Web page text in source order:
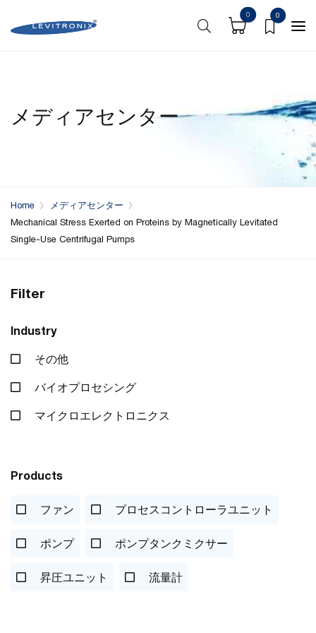
0 0
メディアセンター
Home
メディアセンター
Mechanical Stress Exerted on Proteins by Magnetically Levitated
Single-Use Centrifugal Pumps
Filter
Industry
その他
バイオプロセシング
マイクロエレクトロニクス
Products
ファン プロセスコントローラユニット
ポンプ ポンプタンクミクサー
昇圧ユニット 流量計